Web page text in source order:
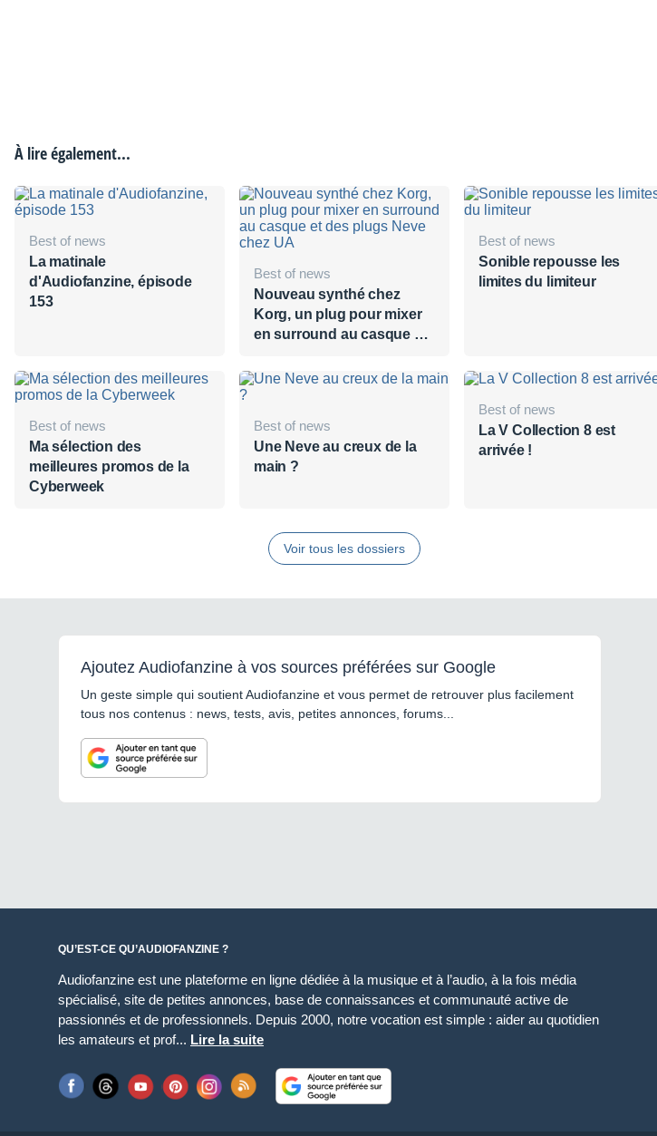
À lire également...
Best of news
La matinale
d'Audiofanzine, épisode
153
Best of news
Nouveau synthé chez
Korg, un plug pour mixer
en surround au casque et
Best of news
Sonible repousse les
limites du limiteur
Best of news
Ma sélection des
meilleures promos de la
Cyberweek
Best of news
Une Neve au creux de la
main ?
Best of news
La V Collection 8 est
arrivée !
Voir tous les dossiers
Ajoutez Audiofanzine à vos sources préférées sur Google
Un geste simple qui soutient Audiofanzine et vous permet de retrouver plus facilement
tous nos contenus : news, tests, avis, petites annonces, forums...
QU’EST-CE QU’AUDIOFANZINE ?
Audiofanzine est une plateforme en ligne dédiée à la musique et à l’audio, à la fois média
spécialisé, site de petites annonces, base de connaissances et communauté active de
passionnés et de professionnels. Depuis 2000, notre vocation est simple : aider au quotidien
les amateurs et prof... Lire la suite